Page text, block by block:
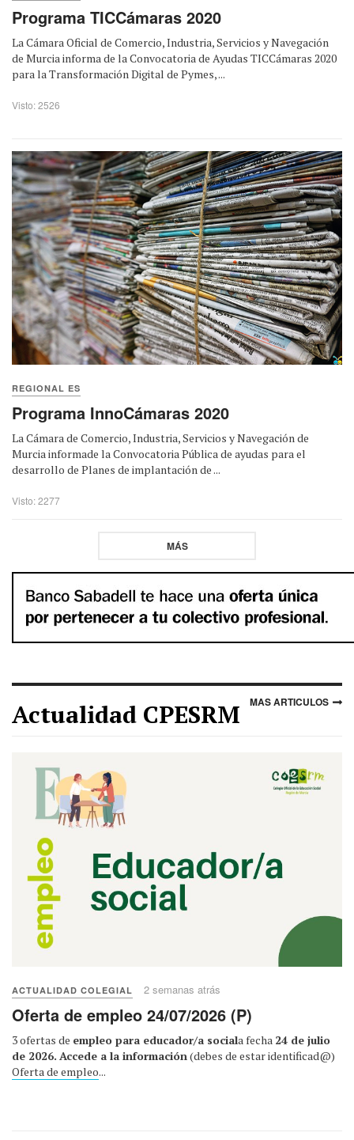
Programa TICCámaras 2020
La Cámara Oficial de Comercio, Industria, Servicios y Navegación
de Murcia informa de la Convocatoria de Ayudas TICCámaras 2020
para la Transformación Digital de Pymes, ...
Visto: 2526
REGIONAL ES
Programa InnoCámaras 2020
La Cámara de Comercio, Industria, Servicios y Navegación de
Murcia informade la Convocatoria Pública de ayudas para el
desarrollo de Planes de implantación de ...
Visto: 2277
MÁS
Actualidad CPESRM MAS ARTICULOS
ACTUALIDAD COLEGIAL 2 semanas atrás
Oferta de empleo 24/07/2026 (P)
3 ofertas de empleo para educador/a sociala fecha 24 de julio
de 2026. Accede a la información (debes de estar identificad@)
Oferta de empleo...